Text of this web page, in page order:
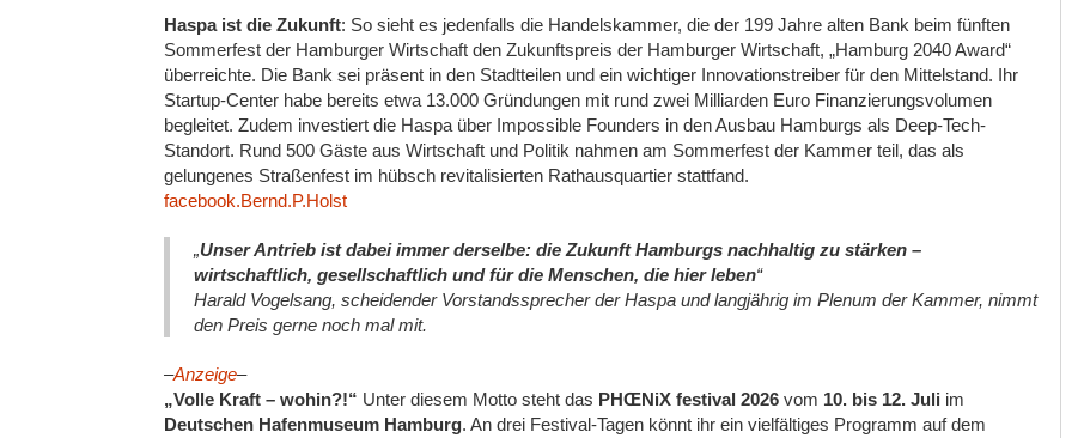
Haspa ist die Zukunft: So sieht es jedenfalls die Handelskammer, die der 199 Jahre alten Bank beim fünften
Sommerfest der Hamburger Wirtschaft den Zukunftspreis der Hamburger Wirtschaft, „Hamburg 2040 Award“
überreichte. Die Bank sei präsent in den Stadtteilen und ein wichtiger Innovationstreiber für den Mittelstand. Ihr
Startup-Center habe bereits etwa 13.000 Gründungen mit rund zwei Milliarden Euro Finanzierungsvolumen
begleitet. Zudem investiert die Haspa über Impossible Founders in den Ausbau Hamburgs als Deep-Tech-
Standort. Rund 500 Gäste aus Wirtschaft und Politik nahmen am Sommerfest der Kammer teil, das als
gelungenes Straßenfest im hübsch revitalisierten Rathausquartier stattfand.
facebook.Bernd.P.Holst
„Unser Antrieb ist dabei immer derselbe: die Zukunft Hamburgs nachhaltig zu stärken –
wirtschaftlich, gesellschaftlich und für die Menschen, die hier leben“
Harald Vogelsang, scheidender Vorstandssprecher der Haspa und langjährig im Plenum der Kammer, nimmt
den Preis gerne noch mal mit.
–Anzeige–
„Volle Kraft – wohin?!“ Unter diesem Motto steht das PHŒNiX festival 2026 vom 10. bis 12. Juli im
Deutschen Hafenmuseum Hamburg. An drei Festival-Tagen könnt ihr ein vielfältiges Programm auf dem